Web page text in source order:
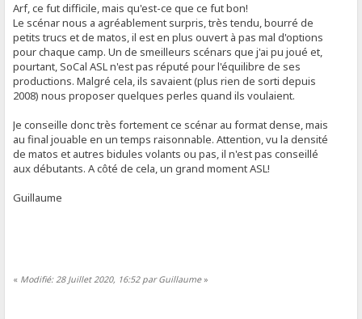
Arf, ce fut difficile, mais qu'est-ce que ce fut bon!
Le scénar nous a agréablement surpris, très tendu, bourré de
petits trucs et de matos, il est en plus ouvert à pas mal d'options
pour chaque camp. Un de smeilleurs scénars que j'ai pu joué et,
pourtant, SoCal ASL n'est pas réputé pour l'équilibre de ses
productions. Malgré cela, ils savaient (plus rien de sorti depuis
2008) nous proposer quelques perles quand ils voulaient.
Je conseille donc très fortement ce scénar au format dense, mais
au final jouable en un temps raisonnable. Attention, vu la densité
de matos et autres bidules volants ou pas, il n'est pas conseillé
aux débutants. A côté de cela, un grand moment ASL!
Guillaume
« Modifié: 28 Juillet 2020, 16:52 par Guillaume»